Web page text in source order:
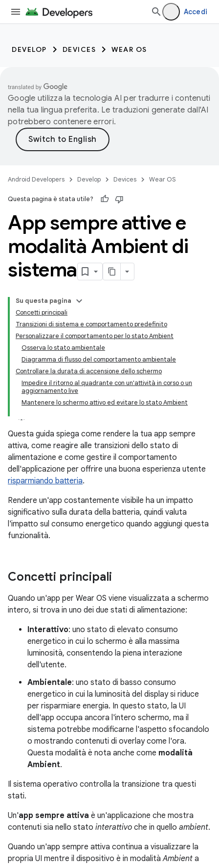
Accedi
DEVELOP DEVICES WEAR OS
Google utilizza la tecnologia AI per tradurre i contenuti
nella tua lingua preferita. Le traduzioni generate dall'AI
potrebbero contenere errori.
Android Developers Develop Devices Wear OS
Questa pagina è stata utile?
App sempre attive e
modalità Ambient di
sistema
Su questa pagina
Concetti principali
Transizioni di sistema e comportamento predefinito
Personalizzare il comportamento per lo stato Ambient
Osserva lo stato ambientale
Diagramma di flusso del comportamento ambientale
Controllare la durata di accensione dello schermo
Impedire il ritorno al quadrante con un'attività in corso o un
aggiornamento live
Mantenere lo schermo attivo ed evitare lo stato Ambient
Questa guida spiega come rendere la tua app sempre
attiva, come reagire alle transizioni dello stato di
alimentazione e come gestire il comportamento
dell'applicazione per offrire una buona esperienza utente
risparmiando batteria.
Rendere un'app costantemente visibile ha un impatto
significativo sulla durata della batteria, quindi valuta
l'impatto sul consumo energetico quando aggiungi questa
funzionalità.
Concetti principali
Quando un'app per Wear OS viene visualizzata a schermo
intero, si trova in uno dei due stati di alimentazione:
Interattivo: uno stato di elevato consumo
energetico in cui lo schermo è alla massima
luminosità, consentendo la piena interazione
dell'utente.
Ambientale: uno stato di basso consumo
energetico in cui la luminosità del display si riduce
per risparmiare energia. In questo stato, la UI
dell'app occupa ancora l'intero schermo, ma il
sistema potrebbe modificarne l'aspetto sfocandolo
o mostrando contenuti di overlay come l'ora.
Questa modalità è nota anche come modalità
Ambient.
Il sistema operativo controlla la transizione tra questi
stati.
Un'app sempre attiva è un'applicazione che mostra
contenuti sia nello stato interattivo che in quello ambient.
Quando un'app sempre attiva continua a visualizzare la
propria UI mentre il dispositivo è in modalitàAmbient a